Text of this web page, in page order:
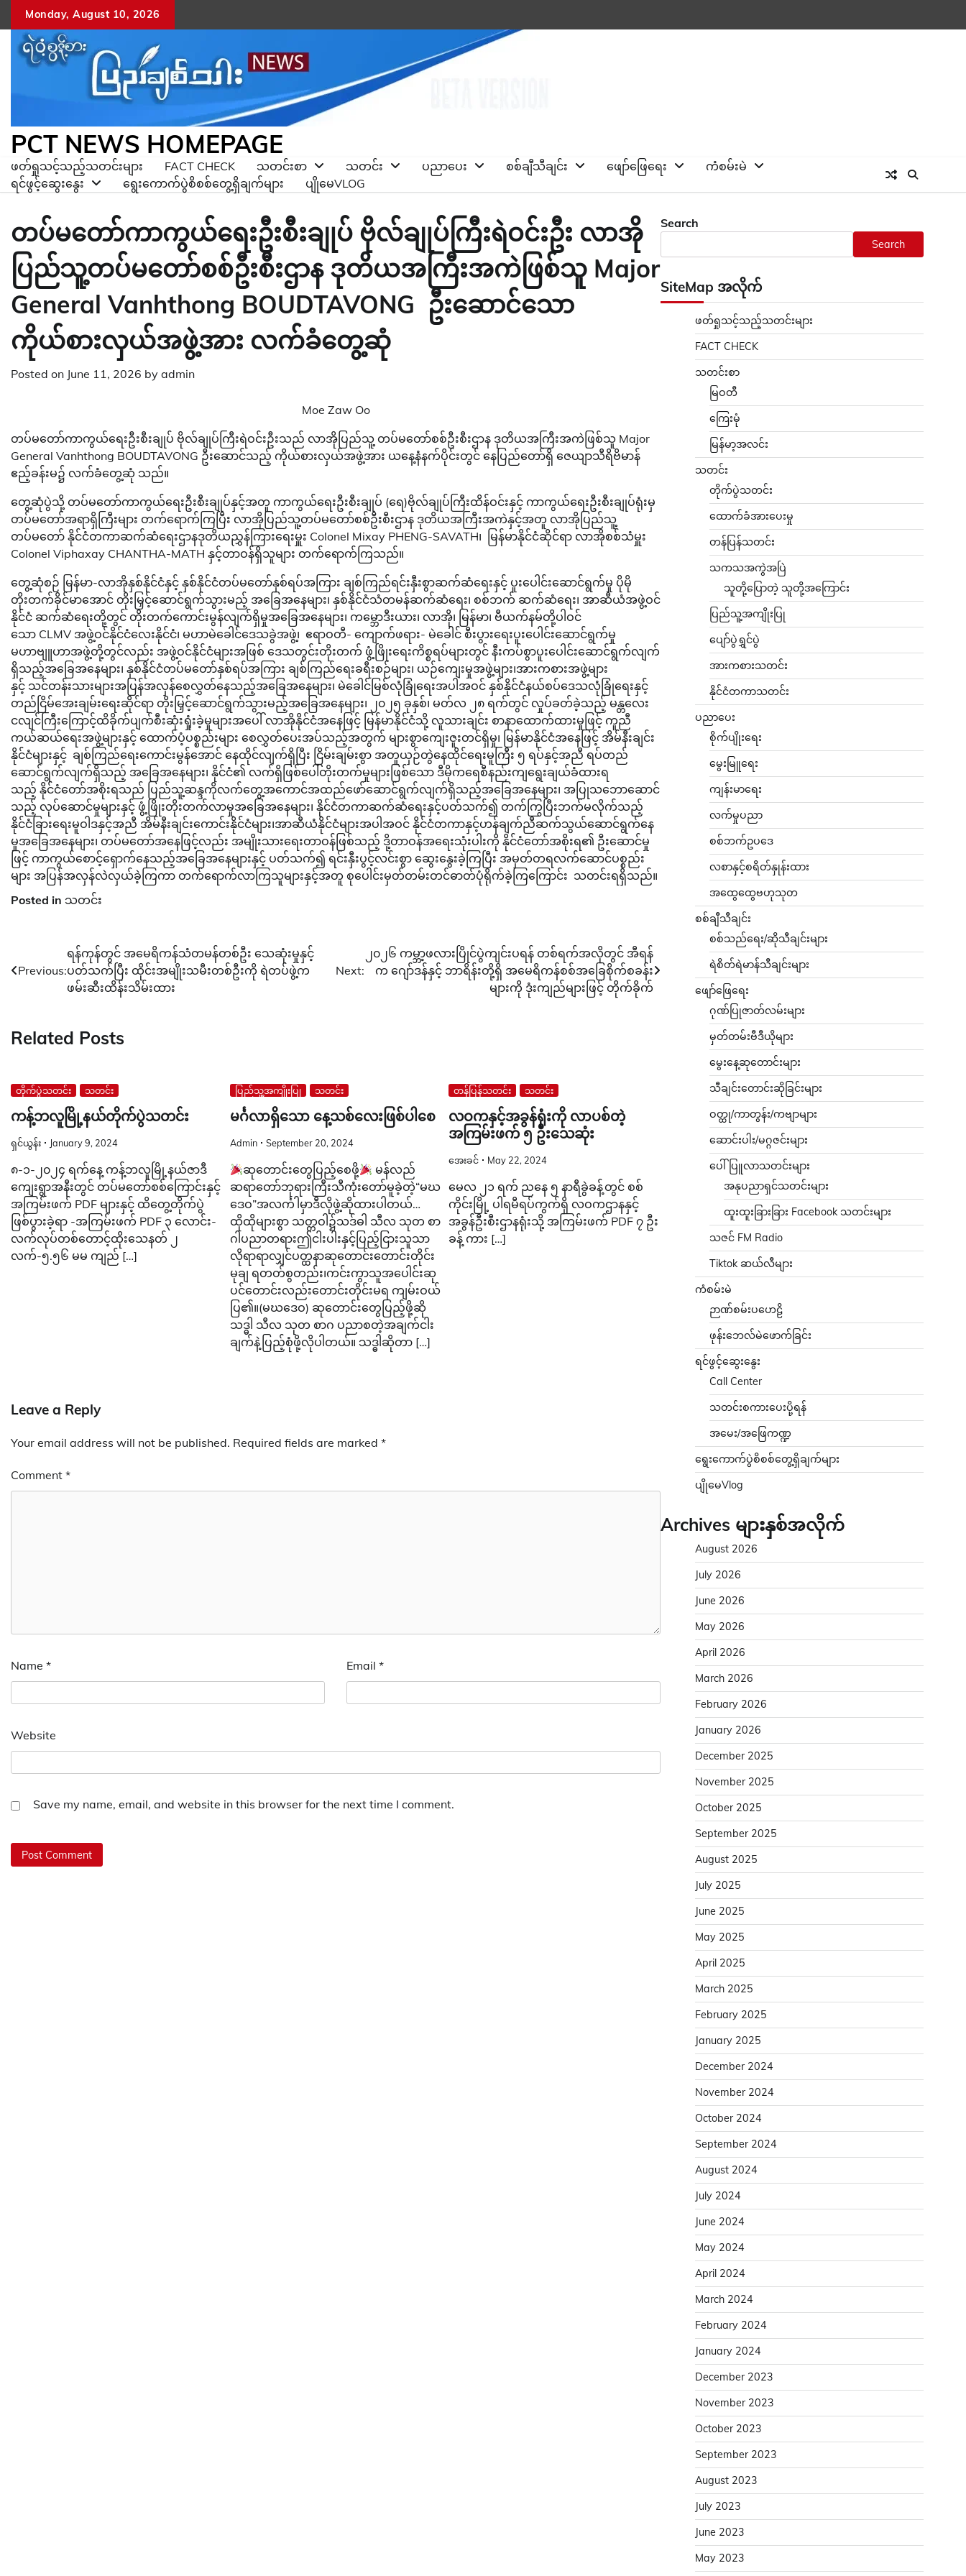
content
Monday, August 10, 2026
PCT NEWS HOMEPAGE
ဖတ်ရှုသင့်သည့်သတင်းများ FACT CHECK သတင်းစာ သတင်း ပညာပေး စစ်ချီသီချင်း ဖျော်ဖြေရေး
ကံစမ်းမဲ
ရင်ဖွင့်ဆွေးနွေး
ရွေးကောက်ပွဲစိစစ်တွေ့ရှိချက်များ ပျိုမေVLOG
တပ်မတော်ကာကွယ်ရေးဦးစီးချုပ် ဗိုလ်ချုပ်ကြီးရဲဝင်းဦး လာအို
ပြည်သူ့တပ်မတော်စစ်ဦးစီးဌာန ဒုတိယအကြီးအကဲဖြစ်သူ Major
General Vanhthong BOUDTAVONG ဦးဆောင်သော
ကိုယ်စားလှယ်အဖွဲ့အား လက်ခံတွေ့ဆုံ
Posted on June 11, 2026 by admin
Moe Zaw Oo
တပ်မတော်ကာကွယ်ရေးဦးစီးချုပ် ဗိုလ်ချုပ်ကြီးရဲဝင်းဦးသည် လာအိုပြည်သူ့ တပ်မတော်စစ်ဦးစီးဌာန ဒုတိယအကြီးအကဲဖြစ်သူ Major
General Vanhthong BOUDTAVONG ဦးဆောင်သည့် ကိုယ်စားလှယ်အဖွဲ့အား ယနေ့နံနက်ပိုင်းတွင် နေပြည်တော်ရှိ ဇေယျာသီရိဗိမာန်
ဧည့်ခန်းမ၌ လက်ခံတွေ့ဆုံ သည်။
တွေ့ဆုံပွဲသို့ တပ်မတော်ကာကွယ်ရေးဦးစီးချုပ်နှင့်အတူ ကာကွယ်ရေးဦးစီးချုပ် (ရေ)ဗိုလ်ချုပ်ကြီးထိန်ဝင်းနှင့် ကာကွယ်ရေးဦးစီးချုပ်ရုံးမှ
တပ်မတော်အရာရှိကြီးများ တက်ရောက်ကြပြီး လာအိုပြည်သူ့တပ်မတော်စစ်ဦးစီးဌာန ဒုတိယအကြီးအကဲနှင့်အတူ လာအိုပြည်သူ့
တပ်မတော် နိုင်ငံတကာဆက်ဆံရေးဌာနဒုတိယညွှန်ကြားရေးမှူး Colonel Mixay PHENG-SAVATH၊ မြန်မာနိုင်ငံဆိုင်ရာ လာအိုစစ်သံမှူး
Colonel Viphaxay CHANTHA-MATH နှင့်တာဝန်ရှိသူများ တက်ရောက်ကြသည်။
တွေ့ဆုံစဉ် မြန်မာ-လာအိုနှစ်နိုင်ငံနှင့် နှစ်နိုင်ငံတပ်မတော်နှစ်ရပ်အကြား ချစ်ကြည်ရင်းနှီးစွာဆက်ဆံရေးနှင့် ပူးပေါင်းဆောင်ရွက်မှု ပိုမို
တိုးတက်ခိုင်မာအောင် တိုးမြှင့်ဆောင်ရွက်သွားမည့် အခြေအနေများ၊ နှစ်နိုင်ငံသံတမန်ဆက်ဆံရေး၊ စစ်ဘက် ဆက်ဆံရေး၊ အာဆီယံအဖွဲ့ဝင်
နိုင်ငံ ဆက်ဆံရေးတို့တွင် တိုးတက်ကောင်းမွန်လျက်ရှိမှုအခြေအနေများ၊ ကမ္ဘောဒီးယား၊ လာအို၊ မြန်မာ၊ ဗီယက်နမ်တို့ပါဝင်
သော CLMV အဖွဲ့ဝင်နိုင်ငံလေးနိုင်ငံ၊ မဟာမဲခေါင်ဒေသခွဲအဖွဲ့၊ ဧရာဝတီ- ကျောက်ဖရား- မဲခေါင် စီးပွားရေးပူးပေါင်း‌ဆောင်ရွက်မှု
မဟာဗျူဟာအဖွဲ့တို့တွင်လည်း အဖွဲ့ဝင်နိုင်ငံများအဖြစ် ဒေသတွင်းတိုးတက် ဖွံ့ဖြိုးရေးကိစ္စရပ်များတွင် နီးကပ်စွာပူးပေါင်းဆောင်ရွက်လျက်
ရှိသည့်အခြေအနေများ၊ နှစ်နိုင်ငံတပ်မတော်နှစ်ရပ်အကြား ချစ်ကြည်ရေးခရီးစဉ်များ၊ ယဉ်ကျေးမှုအဖွဲ့များ၊အားကစားအဖွဲ့များ
နှင့် သင်တန်းသားများအပြန်အလှန်စေလွှတ်နေသည့်အခြေအနေများ၊ မဲခေါင်မြစ်လုံခြုံရေးအပါအဝင် နှစ်နိုင်ငံနယ်စပ်ဒေသလုံခြုံရေးနှင့်
တည်ငြိမ်အေးချမ်းရေးဆိုင်ရာ တိုးမြှင့်ဆောင်ရွက်သွားမည့်အခြေအနေများ၊ ၂၀၂၅ ခုနှစ်၊ မတ်လ ၂၈ ရက်တွင် လှုပ်ခတ်ခဲ့သည့် မန္တလေး
ငလျင်ကြီးကြောင့်ထိခိုက်ပျက်စီးဆုံးရှုံးခဲ့မှုများအပေါ် လာအိုနိုင်ငံအနေဖြင့် မြန်မာနိုင်ငံသို့ လူသားချင်း စာနာထောက်ထားမှုဖြင့် ကူညီ
ကယ်ဆယ်ရေးအဖွဲ့များနှင့် ထောက်ပံ့ပစ္စည်းများ စေလွှတ်ပေးအပ်သည့်အတွက် များစွာကျေးဇူးတင်ရှိမှု၊ မြန်မာနိုင်ငံအနေဖြင့် အိမ်နီးချင်း
နိုင်ငံများနှင့် ချစ်ကြည်ရေးကောင်းမွန်အောင် နေထိုင်လျက်ရှိပြီး ငြိမ်းချမ်းစွာ အတူယှဉ်တွဲနေထိုင်ရေးမူကြီး ၅ ရပ်နှင့်အညီ ရပ်တည်
ဆောင်ရွက်လျက်ရှိသည့် အခြေအနေများ၊ နိုင်ငံ၏ လက်ရှိဖြစ်ပေါ်တိုးတက်မှုများဖြစ်သော ဒီမိုကရေစီနည်းကျရွေးချယ်ခံထားရ
သည့် နိုင်ငံတော်အစိုးရသည် ပြည်သူ့ဆန္ဒကိုလက်တွေ့အကောင်အထည်ဖော်ဆောင်ရွက်လျက်ရှိသည့်အခြေအနေများ၊ အပြုသဘောဆောင်
သည့် လုပ်ဆောင်မှုများနှင့် ဖွံ့ဖြိုးတိုးတက်လာမှုအခြေအနေများ၊ နိုင်ငံတကာဆက်ဆံရေးနှင့်ပတ်သက်၍ တက်ကြွပြီးဘက်မလိုက်သည့်
နိုင်ငံခြားရေးမူဝါဒနှင့်အညီ အိမ်နီးချင်းကောင်းနိုင်ငံများ၊အာဆီယံနိုင်ငံများအပါအဝင် နိုင်ငံတကာနှင့်ဟန်ချက်ညီဆက်သွယ်ဆောင်ရွက်နေ
မှုအခြေအနေများ၊ တပ်မတော်အနေဖြင့်လည်း အမျိုးသားရေးတာဝန်ဖြစ်သည့် ဒို့တာဝန်အရေးသုံးပါးကို နိုင်ငံတော်အစိုးရ၏ ဦးဆောင်မှု
ဖြင့် ကာကွယ်စောင့်ရှောက်နေသည့်အခြေအနေများနှင့် ပတ်သက်၍ ရင်းနှီးပွင့်လင်းစွာ ဆွေးနွေးခဲ့ကြပြီး အမှတ်တရလက်ဆောင်ပစ္စည်း
များ အပြန်အလှန်လဲလှယ်ခဲ့ကြကာ တက်ရောက်လာကြသူများနှင့်အတူ စုပေါင်းမှတ်တမ်းတင်ဓာတ်ပုံရိုက်ခဲ့ကြကြောင်း သတင်းရရှိသည်။
Posted in သတင်း
navigation
Previous:
ရန်ကုန်တွင် အမေရိကန်သံတမန်တစ်ဦး သေဆုံးမှုနှင့်
ပတ်သက်ပြီး ထိုင်းအမျိုးသမီးတစ်ဦးကို ရဲတပ်ဖွဲ့က
ဖမ်းဆီးထိန်းသိမ်းထား
Next:
၂၀၂၆ ကမ္ဘာ့ဖလားပြိုင်ပွဲကျင်းပရန် တစ်ရက်အလိုတွင် အီရန်
က ဂျော်ဒန်နှင့် ဘာရိန်းတို့ရှိ အမေရိကန်စစ်အခြေစိုက်စခန်း
များကို ဒုံးကျည်များဖြင့် တိုက်ခိုက်
Related Posts
တိုက်ပွဲသတင်း သတင်း
ကန့်ဘလူမြို့နယ်တိုက်ပွဲသတင်း
ရှင်ယွန်း January 9, 2024
၈-၁-၂၀၂၄ ရက်နေ့ ကန့်ဘလူမြို့နယ်ဇာဒီ
ကျေးရွာအနီးတွင် တပ်မတော်စစ်ကြောင်းနှင့်
အကြမ်းဖက် PDF များနှင့် ထိတွေ့တိုက်ပွဲ
ဖြစ်ပွားခဲ့ရာ -အကြမ်းဖက် PDF ၃ လောင်း-
လက်လုပ်တစ်တောင့်ထိုးသေနတ် ၂
လက်-၅.၅၆ မမ ကျည် […]
ပြည်သူ့အကျိုးပြု သတင်း
မင်္ဂလာရှိသော နေ့သစ်လေးဖြစ်ပါစေ
Admin September 20, 2024
ဆုတောင်းတွေပြည့်စေဖို့
မန်လည်
ဆရာတော်ဘုရားကြီးသီကုံးတော်မူခဲ့တဲ့“မဃ
ဒေဝ”အလင်္ကါမှာဒီလိုဖွဲ့ဆိုထားပါတယ်…
ထိုထိုများစွာ သတ္တဝါ၌သဒ်ဓါ သီလ သုတ စာ
ဂါပညာတရားဤငါးပါးနှင့်ပြည့်ငြားသူသာ
လိုရာရာလျှင်ပတ္ထနာဆုတောင်းတောင်းတိုင်း
မုချ ရတတ်စွတည်း၊ကင်းကွာသူအပေါင်းဆု
ပင်တောင်းလည်းတောင်းတိုင်းမရ ကျမ်းဝယ်
ပြ၏။(မဃဒေဝ) ဆုတောင်းတွေပြည့်ဖို့ဆို
သဒ္ဓါ သီလ သုတ စာဂ ပညာစတဲ့အချက်ငါး
ချက်နဲ့ပြည့်စုံဖို့လိုပါတယ်။ သဒ္ဓါဆိုတာ […]
တန်ပြန်သတင်း သတင်း
လဝကနှင့်အခွန်ရုံးကို လာပစ်တဲ့
အကြမ်းဖက် ၅ ဦးသေဆုံး
အေးခင် May 22, 2024
မေလ ၂၁ ရက် ညနေ ၅ နာရီခွဲခန့်တွင် စစ်
ကိုင်းမြို့ ပါရမီရပ်ကွက်ရှိ လဝကဌာနနှင့်
အခွန်ဦးစီးဌာနရုံးသို့ အကြမ်းဖက် PDF ၇ ဦး
ခန့် ကား […]
Leave a Reply
Your email address will not be published. Required fields are marked *
Comment *
Name * Email *
Website
Save my name, email, and website in this browser for the next time I comment.
Search
Search
SiteMap အလိုက်
ဖတ်ရှုသင့်သည့်သတင်းများ
FACT CHECK
သတင်းစာ
မြဝတီ
ကြေးမုံ
မြန်မာ့အလင်း
သတင်း
တိုက်ပွဲသတင်း
ထောက်ခံအားပေးမှု
တန်ပြန်သတင်း
သကသအကွဲအပြဲ
သူတို့ပြောတဲ့ သူတို့အကြောင်း
ပြည်သူ့အကျိုးပြု
ပျော်ပွဲရွှင်ပွဲ
အားကစားသတင်း
နိုင်ငံတကာသတင်း
ပညာပေး
စိုက်ပျိုးရေး
မွေးမြူရေး
ကျန်းမာရေး
လက်မှုပညာ
စစ်ဘက်ဥပဒေ
လစာနှင့်စရိတ်နှုန်းထား
အထွေထွေဗဟုသုတ
စစ်ချီသီချင်း
စစ်သည်ရေး/ဆိုသီချင်းများ
ရဲစိတ်ရဲမာန်သီချင်းများ
ဖျော်ဖြေရေး
ဂုဏ်ပြုဇာတ်လမ်းများ
မှတ်တမ်းဗီဒီယိုများ
မွေးနေ့ဆုတောင်းများ
သီချင်းတောင်းဆိုခြင်းများ
ဝတ္ထု/ကာတွန်း/ကဗျာများ
ဆောင်းပါး/မဂ္ဂဇင်းများ
ပေါ်ပြူလာသတင်းများ
အနုပညာရှင်သတင်းများ
ထူးထူးခြားခြား Facebook သတင်းများ
သဇင် FM Radio
Tiktok ဆယ်လီများ
ကံစမ်းမဲ
ဉာဏ်စမ်းပဟေဠိ
ဖုန်းဘေလ်မဲဖောက်ခြင်း
ရင်ဖွင့်ဆွေးနွေး
Call Center
သတင်းစကားပေးပို့ရန်
အမေး/အဖြေကဏ္ဍ
ရွေးကောက်ပွဲစိစစ်တွေ့ရှိချက်များ
ပျိုမေVlog
Archives များနှစ်အလိုက်
August 2026
July 2026
June 2026
May 2026
April 2026
March 2026
February 2026
January 2026
December 2025
November 2025
October 2025
September 2025
August 2025
July 2025
June 2025
May 2025
April 2025
March 2025
February 2025
January 2025
December 2024
November 2024
October 2024
September 2024
August 2024
July 2024
June 2024
May 2024
April 2024
March 2024
February 2024
January 2024
December 2023
November 2023
October 2023
September 2023
August 2023
July 2023
June 2023
May 2023